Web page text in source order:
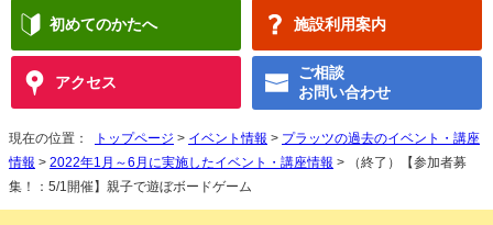
初めてのかたへ 施設利用案内
アクセス
ご相談
お問い合わせ
現在の位置： トップページ > イベント情報 > プラッツの過去のイベント・講座
情報 > 2022年1月～6月に実施したイベント・講座情報 > （終了）【参加者募
集！：5/1開催】親子で遊ぼボードゲーム